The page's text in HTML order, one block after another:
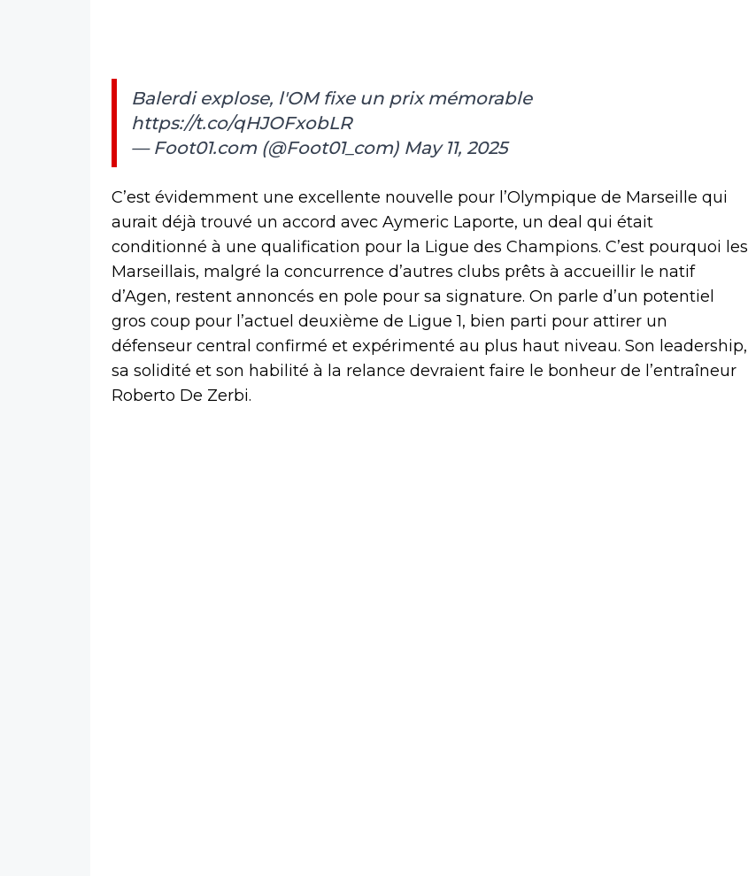
Balerdi explose, l'OM fixe un prix mémorable
https://t.co/qHJOFxobLR
— Foot01.com (@Foot01_com) May 11, 2025
C’est évidemment une excellente nouvelle pour l’Olympique de Marseille qui
aurait déjà trouvé un accord avec Aymeric Laporte, un deal qui était
conditionné à une qualification pour la Ligue des Champions. C’est pourquoi les
Marseillais, malgré la concurrence d’autres clubs prêts à accueillir le natif
d’Agen, restent annoncés en pole pour sa signature. On parle d’un potentiel
gros coup pour l’actuel deuxième de Ligue 1, bien parti pour attirer un
défenseur central confirmé et expérimenté au plus haut niveau. Son leadership,
sa solidité et son habilité à la relance devraient faire le bonheur de l’entraîneur
Roberto De Zerbi.